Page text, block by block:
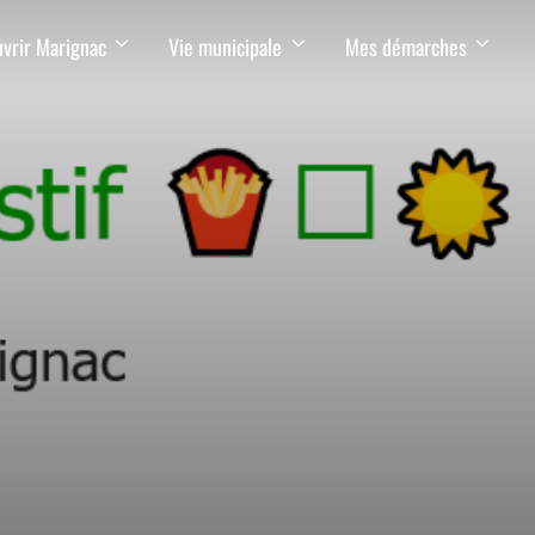
Marignac Vie municipale Mes démarches